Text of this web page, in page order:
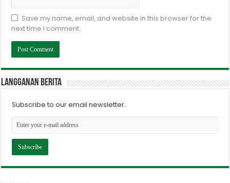
Save my name, email, and website in this browser for the
next time I comment.
Langganan berita
Subscribe to our email newsletter.